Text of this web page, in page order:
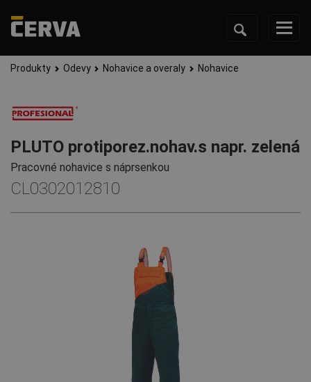
Produkty Odevy Nohavice a overaly Nohavice
PLUTO protiporez.nohav.s napr. zelená
Pracovné nohavice s náprsenkou
CL0302012810